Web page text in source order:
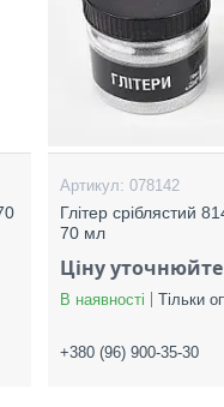
078142
Глітер сріблястий
70 мл
Ціну уточнюйте
В наявності Тільки
+380 (96) 900-35-30